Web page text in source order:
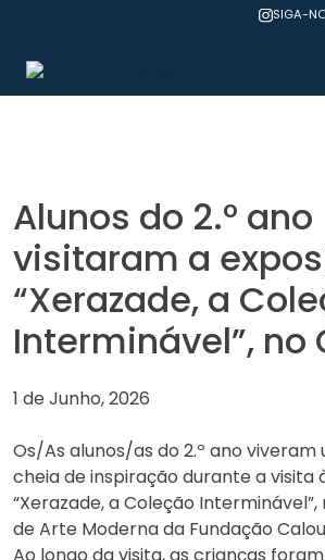
content
SIGA-
Colégio Valsassina
Alunos do 2.º ano
visitaram a
“Xerazade, a
Interminável”, no
1 de Junho, 2026
Os/As alunos/as do 2.º ano viveram
cheia de inspiração durante a visita
“Xerazade, a Coleção
de Arte Moderna da Fundação
Ao longo da visita, as crianças